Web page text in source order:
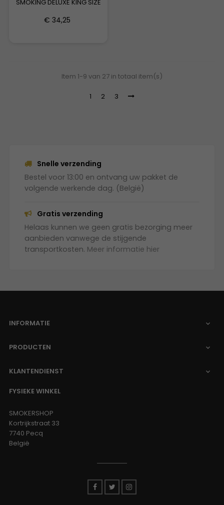
SMOKING DELUXE KING SIZE
€ 34,25
Item 1-9 van 27 in totaal item(s)
1 2 3
Snelle verzending
Bestel voor 13:00 en ontvang uw pakket de
volgende werkende dag. (België)
Gratis verzending
Helaas kunnen we geen gratis bezorging meer
aanbieden vanwege de stijgende
transportkosten. Meer informatie hier
INFORMATIE 
PRODUCTEN 
KLANTENDIENST 
FYSIEKE WINKEL
SMOKERSHOP
Kortrijkstraat 33
7740 Pecq
België
Facebook
Twitter